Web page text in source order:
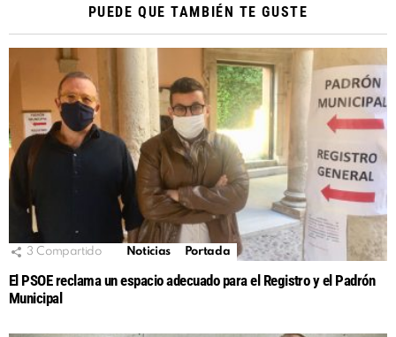
PUEDE QUE TAMBIÉN TE GUSTE
3 Compartido Noticias Portada
El PSOE reclama un espacio adecuado para el Registro y el Padrón
Municipal